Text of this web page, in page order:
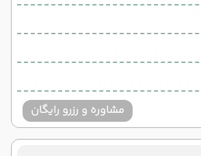
مشاوره و رزرو رایگان